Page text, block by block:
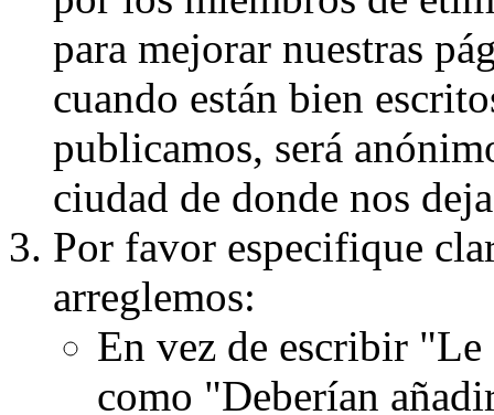
para mejorar nuestras
cuando están bien
publicamos, será
ciudad de donde nos
Por favor especifique
arreglemos:
En vez de escribir
como "Deberían